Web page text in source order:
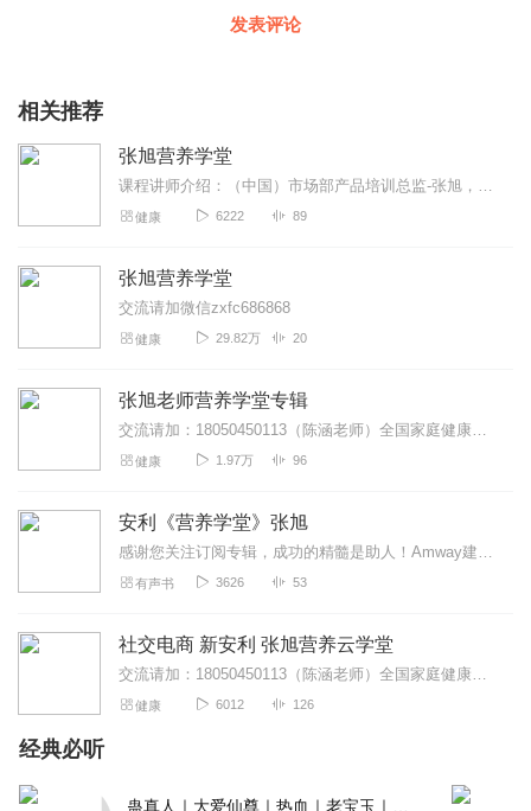
发表评论
相关推荐
张旭营养学堂
课程讲师介绍：（中国）市场部产品培训总监-张旭，临床医学专业，曾是一名外科医生，在服务的十五年中，先后从事过多年的营养培训、专业支持等工作，目前全面负责（中国）...
健康 6222 89
张旭营养学堂
交流请加微信zxfc686868
健康 29.82万 20
张旭老师营养学堂专辑
交流请加：18050450113（陈涵老师）全国家庭健康管理师：张旭营养基础班，本课程通过讲解人体健康与基础营养知识，帮助大家正确认识各类营养素与人体健康的关系...
健康 1.97万 96
安利《营养学堂》张旭
感谢您关注订阅专辑，成功的精髓是助人！Amway建造师:189o524o399(梅子)世界在变，直销在变，运作安利的方式也在变，数字化的优势：1、没有开支，不...
有声书 3626 53
社交电商 新安利 张旭营养云学堂
交流请加：18050450113（陈涵老师）全国家庭健康管理师：张旭营养基础班，本课程通过讲解人体健康与基础营养知识，帮助大家正确认识各类营养素与人体健康的关系...
健康 6012 126
经典必听